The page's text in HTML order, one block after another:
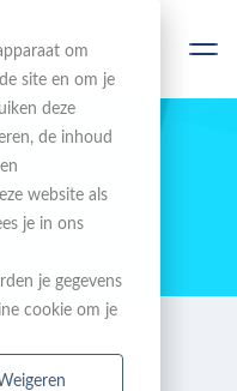
om
site en om je
deze
de inhoud
website als
je in ons
je gegevens
cookie om je